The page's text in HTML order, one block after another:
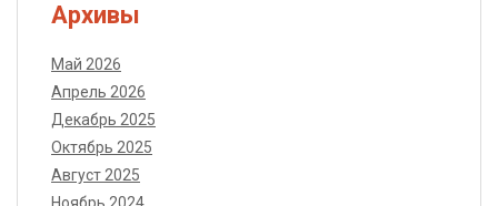
Архивы
Май 2026
Апрель 2026
Декабрь 2025
Октябрь 2025
Август 2025